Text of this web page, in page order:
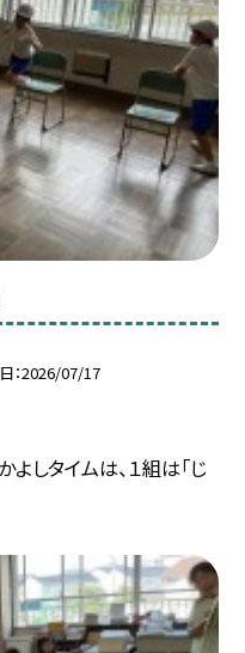
2026/07/17
しタイムは、１組は「じ